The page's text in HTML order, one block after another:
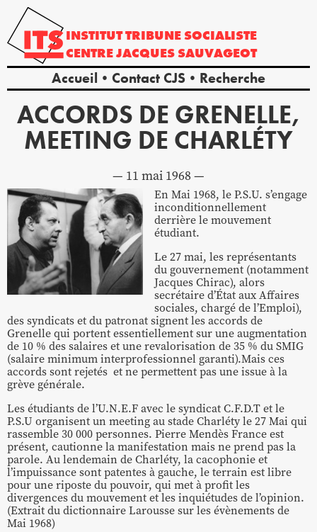
INSTITUTTRIBUNE SOCIALISTE
CENTREJACQUES SAUVAGEOT
Accueil Contact CJS Recherche
ACCORDS DE GRENELLE,
MEETING DE CHARLÉTY
11 mai 1968
En Mai 1968, le P.S.U. s’engage
inconditionnellement
derrière le mouvement
étudiant.
Le 27 mai, les représentants
du gouvernement (notamment
Jacques Chirac), alors
secrétaire d’État aux Affaires
sociales, chargé de l’Emploi),
des syndicats et du patronat signent les accords de
Grenelle qui portent essentiellement sur une augmentation
de 10 % des salaires et une revalorisation de 35 % du SMIG
(salaire minimum interprofessionnel garanti).Mais ces
accords sont rejetés et ne permettent pas une issue à la
grève générale.
Les étudiants de l’U.N.E.F avec le syndicat C.F.D.T et le
P.S.U organisent un meeting au stade Charléty le 27 Mai qui
rassemble 30 000 personnes. Pierre Mendès France est
présent, cautionne la manifestation mais ne prend pas la
parole. Au lendemain de Charléty, la cacophonie et
l’impuissance sont patentes à gauche, le terrain est libre
pour une riposte du pouvoir, qui met à profit les
divergences du mouvement et les inquiétudes de l’opinion.
(Extrait du dictionnaire Larousse sur les évènements de
Mai 1968)